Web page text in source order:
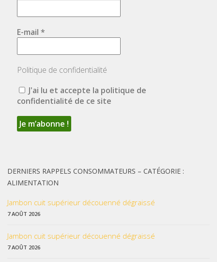
E-mail *
Politique de confidentialité
J'ai lu et accepte la politique de
confidentialité de ce site
DERNIERS RAPPELS CONSOMMATEURS – CATÉGORIE :
ALIMENTATION
Jambon cuit supérieur découenné dégraissé
7 AOÛT 2026
Jambon cuit supérieur découenné dégraissé
7 AOÛT 2026